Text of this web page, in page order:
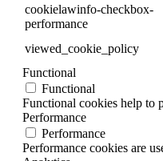
cookielawinfo-checkbox-
performance
viewed_cookie_policy
Functional
Functional
Functional cookies help to
Performance
Performance
Performance cookies are